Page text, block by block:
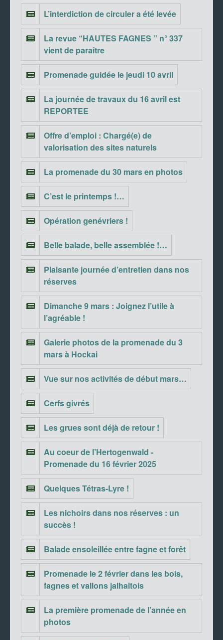
L’interdiction de circuler a été levée
La revue “HAUTES FAGNES ” n° 337
vient de paraître
Promenade guidée le jeudi 10 avril
La journée de travaux du 16 avril est
REPORTEE
Offre d’emploi : Chargé(e) de
valorisation des sites naturels
La promenade du 30 mars en photos
C’est le printemps !…
Opération genévriers !
Belle balade, belle assemblée !…
Plaisante journée d’entretien dans nos
réserves
Dimanche 9 mars : Joignez l’utile à
l’agréable !
Galerie photos de la promenade du 3
mars à Hockai
Vue sur nos activités de début mars…
Cerfs givrés
Les grues sont déjà de retour !
Au coeur de l’Hertogenwald -
Promenade du 16 février 2025
Quelques Tétras-Lyre !
Les nichoirs dans nos réserves : un
succès !
Balade ensoleillée entre fagne et forêt
Promenade le 2 février dans les bois,
fagnes et vallons jalhaitois
La première promenade de l’année en
photos